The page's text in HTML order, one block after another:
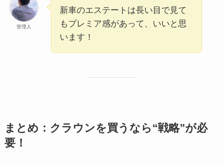
管理人
新車のエステートは長い目で見て
もプレミア感があって、いいと思
います！
まとめ：クラウンを買うなら“戦略”が必
要！